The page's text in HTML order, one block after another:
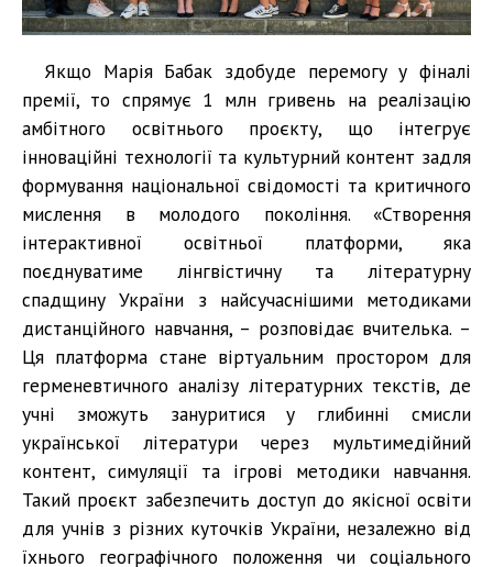
Якщо Марія Бабак здобуде перемогу у фіналі
премії, то спрямує 1 млн гривень на реалізацію
амбітного освітнього проєкту, що інтегрує
інноваційні технології та культурний контент задля
формування національної свідомості та критичного
мислення в молодого покоління. «Створення
інтерактивної освітньої платформи, яка
поєднуватиме лінгвістичну та літературну
спадщину України з найсучаснішими методиками
дистанційного навчання, – розповідає вчителька. –
Ця платформа стане віртуальним простором для
герменевтичного аналізу літературних текстів, де
учні зможуть зануритися у глибинні смисли
української літератури через мультимедійний
контент, симуляції та ігрові методики навчання.
Такий проєкт забезпечить доступ до якісної освіти
для учнів з різних куточків України, незалежно від
їхнього географічного положення чи соціального